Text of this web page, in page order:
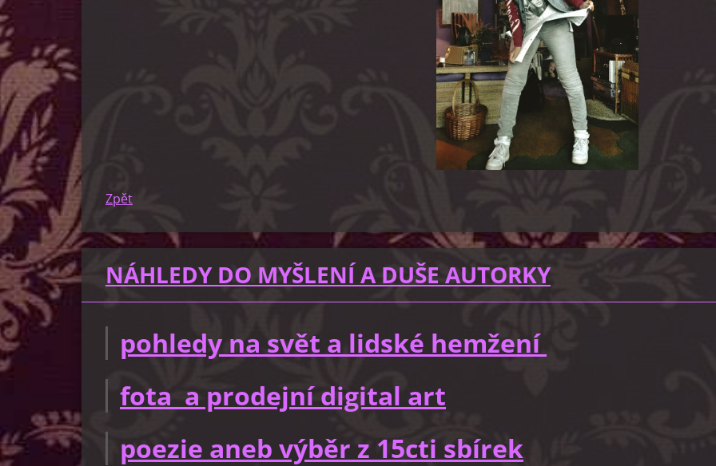
Zpět
NÁHLEDY DO MYŠLENÍ A DUŠE AUTORKY
pohledy na svět a lidské hemžení
fota a prodejní digital art
poezie aneb výběr z 15cti sbírek